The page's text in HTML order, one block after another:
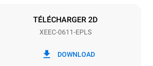
TÉLÉCHARGER 2D
XEEC-0611-EPLS
DOWNLOAD